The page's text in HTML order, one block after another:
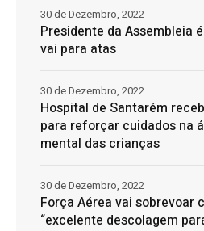
Presidente da Assembleia
vai para atas
30 de Dezembro, 2022
Hospital de Santarém
para reforçar cuidados na
mental das crianças
30 de Dezembro, 2022
Força Aérea vai sobrevoar
“excelente descolagem
30 de Dezembro, 2022